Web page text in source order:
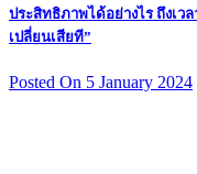
ประสิทธิภาพได้อย่างไร ถึงเว
เปลี่ยนเสียที”
Posted On 5 January 2024